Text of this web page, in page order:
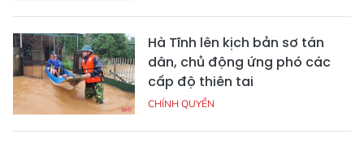
Hà Tĩnh lên kịch bản sơ tán
dân, chủ động ứng phó các
cấp độ thiên tai
CHÍNH QUYỀN